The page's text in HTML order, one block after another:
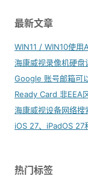
最新文章
WIN11 / WIN10使
海康威视录像机硬
Google 账号邮箱可
Ready Card 非EEA
海康威视设备网络
iOS 27、iPadOS
热门标签